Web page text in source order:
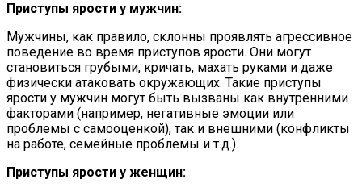
Приступы ярости у мужчин:
Мужчины, как правило, склонны проявлять агрессивное
поведение во время приступов ярости. Они могут
становиться грубыми, кричать, махать руками и даже
физически атаковать окружающих. Такие приступы
ярости у мужчин могут быть вызваны как внутренними
факторами (например, негативные эмоции или
проблемы с самооценкой), так и внешними (конфликты
на работе, семейные проблемы и т.д.).
Приступы ярости у женщин: